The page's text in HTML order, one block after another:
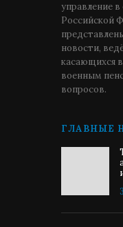
управление
Российской
новости,
касающихся
военным
вопросов.
ГЛАВНЫЕ